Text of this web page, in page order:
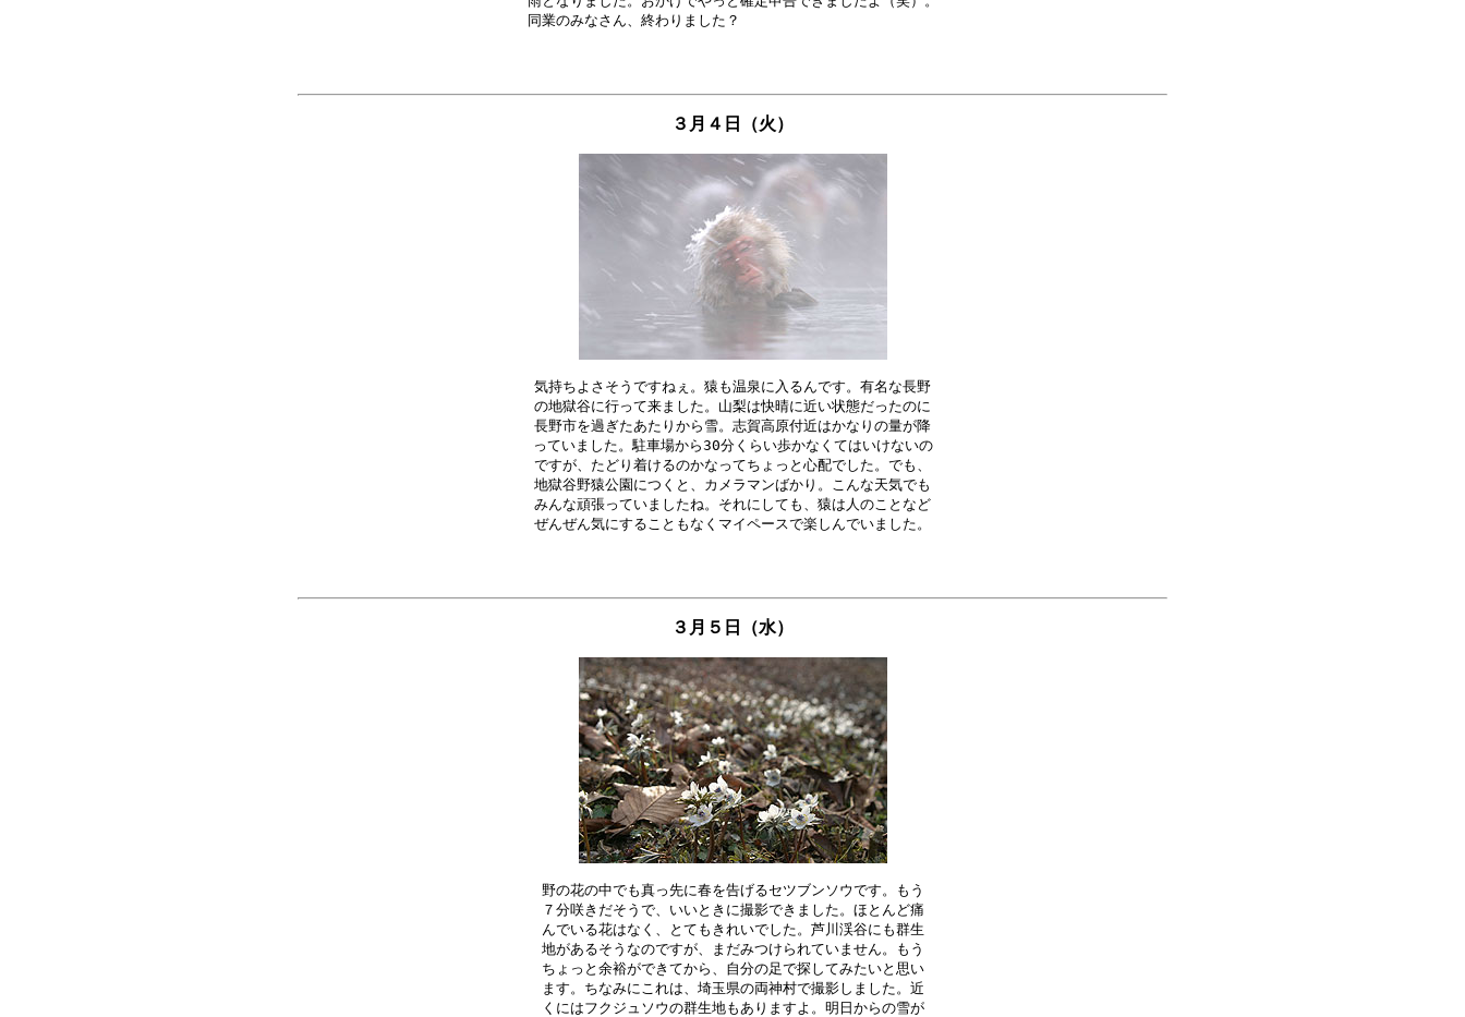
３月４日（火）
気持ちよさそうですねぇ。猿も温泉に入るんです。有名な長野
の地獄谷に行って来ました。山梨は快晴に近い状態だったのに
長野市を過ぎたあたりから雪。志賀高原付近はかなりの量が降
っていました。駐車場から30分くらい歩かなくてはいけないの
ですが、たどり着けるのかなってちょっと心配でした。でも、
地獄谷野猿公園につくと、カメラマンばかり。こんな天気でも
みんな頑張っていましたね。それにしても、猿は人のことなど
３月５日（水）
野の花の中でも真っ先に春を告げるセツブンソウです。もう
７分咲きだそうで、いいときに撮影できました。ほとんど痛
んでいる花はなく、とてもきれいでした。芦川渓谷にも群生
地があるそうなのですが、まだみつけられていません。もう
ちょっと余裕ができてから、自分の足で探してみたいと思い
ます。ちなみにこれは、埼玉県の両神村で撮影しました。近
くにはフクジュソウの群生地もありますよ。明日からの雪が